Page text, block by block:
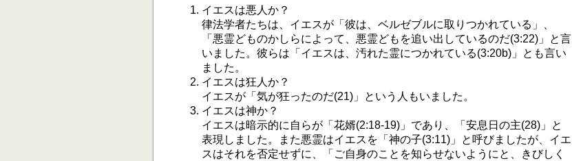
イエスは悪人か？
律法学者たちは、イエスが「彼は、ベルゼブルに取りつかれている」、
「悪霊どものかしらによって、悪霊どもを追い出しているのだ(3:22)」と言
いました。彼らは「イエスは、汚れた霊につかれている(3:20b)」とも言い
ました。
イエスは狂人か？
イエスが「気が狂ったのだ(21)」という人もいました。
イエスは神か？
イエスは暗示的に自らが「花婿(2:18-19)」であり、「安息日の主(28)」と
表現しました。また悪霊はイエスを「神の子(3:11)」と呼びましたが、イエ
スはそれを否定せずに、「ご自身のことを知らせないようにと、きびしく